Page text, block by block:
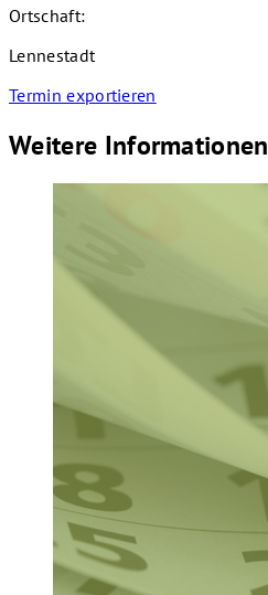
Ortschaft:
Lennestadt
Termin exportieren
Weitere Informationen